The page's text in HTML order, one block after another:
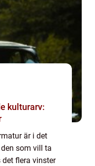
kulturarv:
är i det
som vill ta
flera vinster